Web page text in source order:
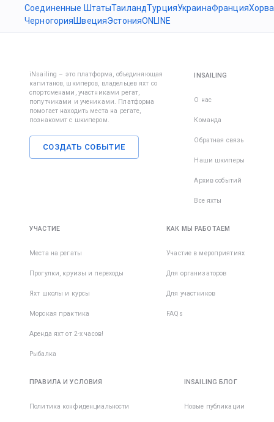
Соединенные ШтатыТаиландТурцияУкраинаФранция
ЧерногорияШвецияЭстонияONLINE
iNsailing – это платформа, объединяющая
капитанов, шкиперов, владельцев яхт со
спортсменами, участниками регат,
попутчиками и учениками. Платформа
помогает находить места на регате,
познакомит с шкипером.
СОЗДАТЬ СОБЫТИЕ
INSAILING
О нас
Команда
Обратная связь
Наши шкиперы
Архив событий
Все яхты
УЧАСТИЕ
Места на регаты
Прогулки, круизы и переходы
Яхт школы и курсы
Морская практика
Аренда яхт от 2-х часов!
Рыбалка
КАК МЫ РАБОТАЕМ
Участие в мероприятиях
Для организаторов
Для участников
FAQs
ПРАВИЛА И УСЛОВИЯ
Политика конфиденциальности
INSAILING БЛОГ
Новые публикации